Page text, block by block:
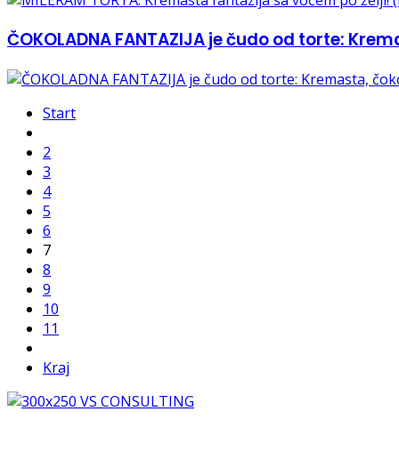
ČOKOLADNA FANTAZIJA je čudo od torte:
Start
2
3
4
5
6
7
8
9
10
11
Kraj